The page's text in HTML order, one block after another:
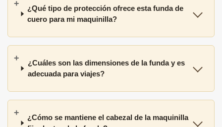
¿Qué tipo de protección ofrece esta funda de
cuero para mi maquinilla?
¿Cuáles son las dimensiones de la funda y es
adecuada para viajes?
¿Cómo se mantiene el cabezal de la maquinilla